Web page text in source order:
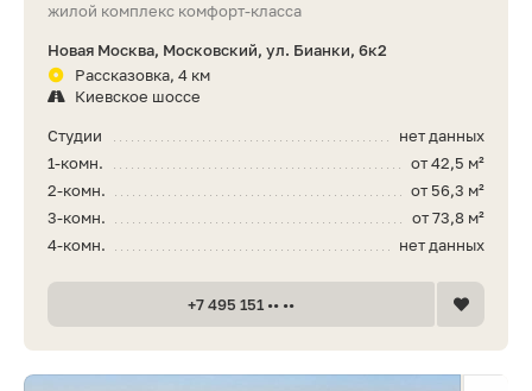
жилой комплекс комфорт-класса
Новая Москва, Московский, ул. Бианки, 6к2
Рассказовка, 4 км
Киевское шоссе
нет данных
Студии
от 42,5 м²
1-комн.
от 56,3 м²
2-комн.
от 73,8 м²
3-комн.
нет данных
4-комн.
+7 495 151 •• ••